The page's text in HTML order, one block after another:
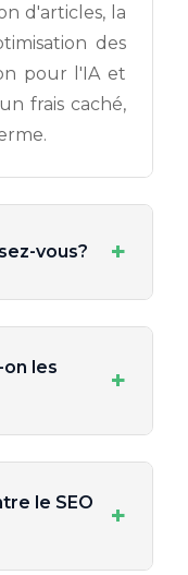
d'articles, la
des
pour l'IA et
frais caché,
vous? +
les
+
le SEO
+